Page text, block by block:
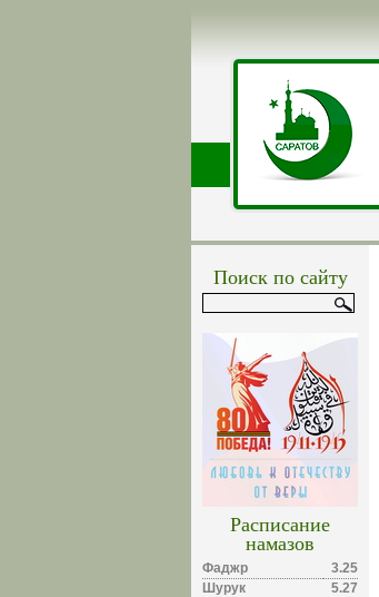
Поиск по сайту
Расписание
намазов
Фаджр
3.25
Шурук
5.27